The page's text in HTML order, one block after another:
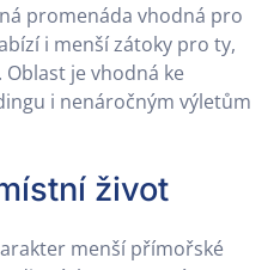
promenáda vhodná pro
i menší zátoky pro ty,
je vhodná ke
i nenáročným výletům
život
menší přímořské